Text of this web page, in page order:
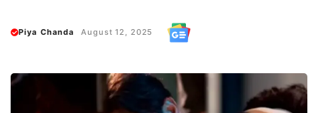
Piya Chanda August 12, 2025